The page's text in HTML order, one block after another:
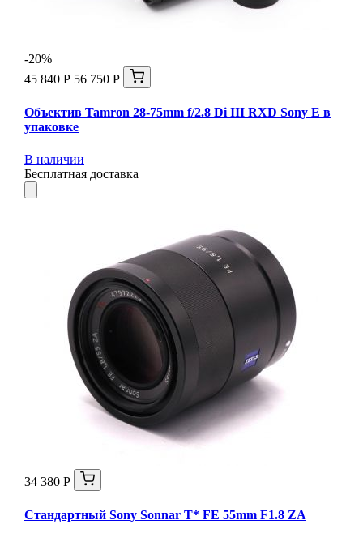
-20%
45 840 Р 56 750 Р
Объектив Tamron 28-75mm f/2.8 Di III RXD Sony E в
упаковке
В наличии
Бесплатная доставка
34 380 Р
Стандартный Sony Sonnar T* FE 55mm F1.8 ZA